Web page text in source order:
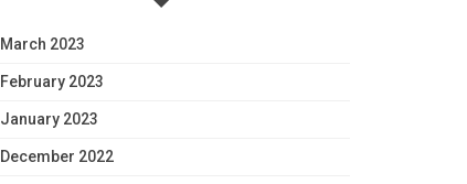
March 2023
February 2023
January 2023
December 2022